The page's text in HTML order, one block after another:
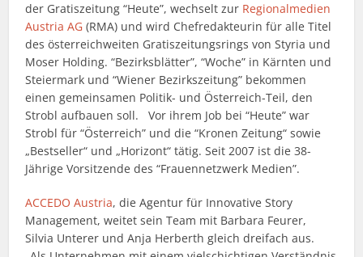
der Gratiszeitung “Heute”, wechselt zur Regionalmedien
Austria AG (RMA) und wird Chefredakteurin für alle Titel
des österreichweiten Gratiszeitungsrings von Styria und
Moser Holding. “Bezirksblätter”, “Woche” in Kärnten und
Steiermark und “Wiener Bezirkszeitung” bekommen
einen gemeinsamen Politik- und Österreich-Teil, den
Strobl aufbauen soll. Vor ihrem Job bei “Heute” war
Strobl für “Österreich” und die “Kronen Zeitung“ sowie
„Bestseller“ und „Horizont“ tätig. Seit 2007 ist die 38-
Jährige Vorsitzende des “Frauennetzwerk Medien”.
ACCEDO Austria, die Agentur für Innovative Story
Management, weitet sein Team mit Barbara Feurer,
Silvia Unterer und Anja Herberth gleich dreifach aus.